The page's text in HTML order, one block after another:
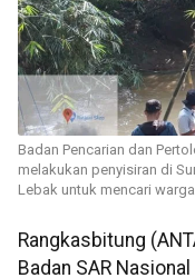
Badan Pencarian dan
melakukan penyisiran di
Lebak untuk mencari
Rangkasbitung
Badan SAR